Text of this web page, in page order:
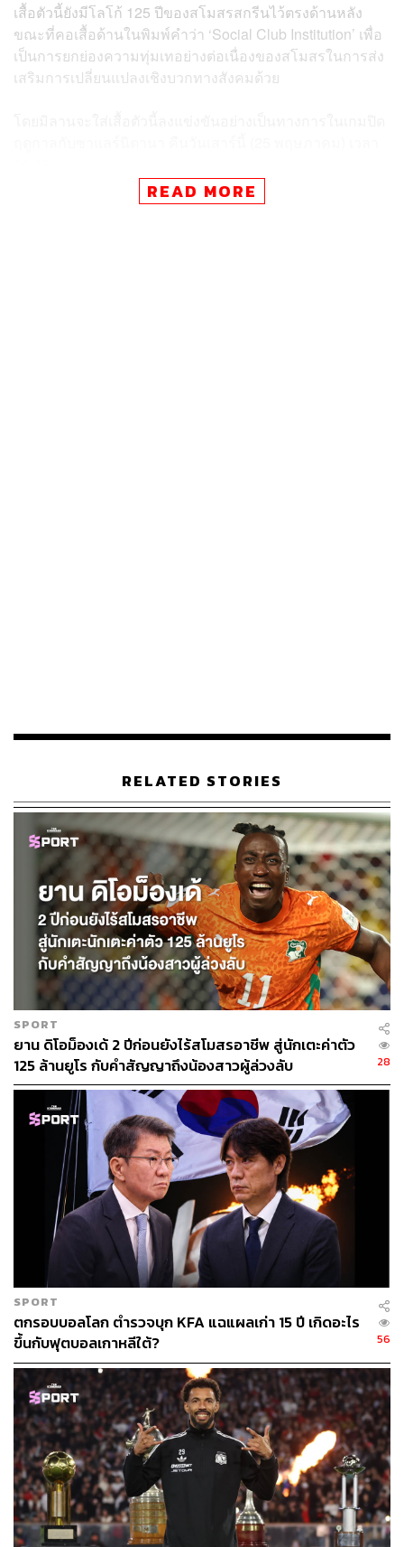
เสื้อตัวนี้ยังมีโลโก้ 125 ปีของสโมสรสกรีนไว้ตรงด้านหลัง
ขณะที่คอเสื้อด้านในพิมพ์คำว่า ‘Social Club Institution’ เพื่อ
เป็นการยกย่องความทุ่มเทอย่างต่อเนื่องของสโมสรในการส่ง
เสริมการเปลี่ยนแปลงเชิงบวกทางสังคมด้วย
ขณะที่แฟนๆ สามารถหาซื้อเสื้อตัวนี้ของเอซี มิลาน ได้แล้วที่
READ MORE
RELATED STORIES
SPORT
ยาน ดิโอม็องเด้ 2 ปีก่อนยังไร้สโมสรอาชีพ สู่นักเตะค่าตัว
125 ล้านยูโร กับคำสัญญาถึงน้องสาวผู้ล่วงลับ
28
SPORT
ตกรอบบอลโลก ตำรวจบุก KFA แฉแผลเก่า 15 ปี เกิดอะไร
ขึ้นกับฟุตบอลเกาหลีใต้?
56